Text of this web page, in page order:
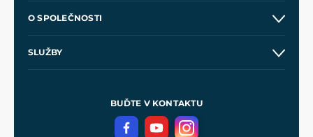
Velkoobchod
O SPOLEČNOSTI
SLUŽBY
Meče pro Kingdom Come
BUĎTE V KONTAKTU